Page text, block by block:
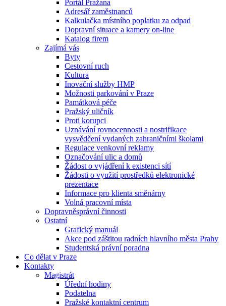
Portál Pražana
Adresář zaměstnanců
Kalkulačka místního poplatku za odpad
Dopravní situace a kamery on-line
Katalog firem
Zajímá vás
Byty
Cestovní ruch
Kultura
Inovační služby HMP
Možnosti parkování v Praze
Památková péče
Pražský uličník
Proti korupci
Uznávání rovnocennosti a nostrifikace
vysvědčení vydaných zahraničními školami
Regulace venkovní reklamy
Označování ulic a domů
Žádost o vyjádření k existenci sítí
Žádosti o využití prostředků elektronické
prezentace
Informace pro klienta směnárny
Volná pracovní místa
Dopravněsprávní činnosti
Ostatní
Grafický manuál
Akce pod záštitou radních hlavního města Prahy
Studentská právní poradna
Co dělat v Praze
Kontakty
Magistrát
Úřední hodiny
Podatelna
Pražské kontaktní centrum